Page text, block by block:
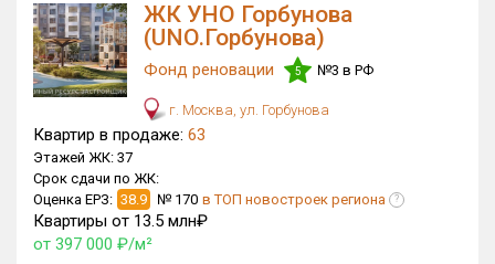
Домов с апартаментами
Поселков таунхаусов
Многоквартирных домов
Блокированных домов
Квартир, апартаментов,
блоков в БД
ЖК УНО Горбунова
(UNO.Горбунова)
Фонд реновации 5 №3 в РФ
г. Москва, ул. Горбунова
Квартир в продаже: 63
Этажей ЖК: 37
Срок сдачи по ЖК:
Оценка ЕРЗ: 38.9 № 170 в ТОП новостроек региона ?
Квартиры от 13.5 млн₽
от 397 000 ₽/м²